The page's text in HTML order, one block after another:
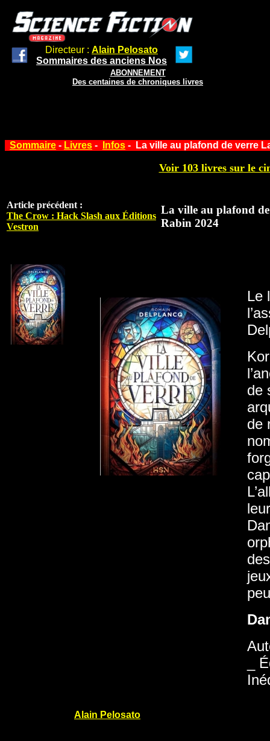
Directeur : Alain Pelosato
Sommaires des anciens Nos
ABONNEMENT
Des centaines de chroniques livres
Sommaire - Livres - Infos - La ville au plafond de verre
Voir 103 livres sur le
Article précédent :
The Crow : Hack Slash aux Éditions
Vestron
La ville au plafond
Rabin 2024
Le
de
de
_
Alain Pelosato